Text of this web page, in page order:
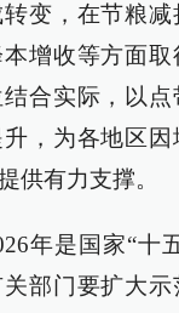
变，在节粮减
增收等方面取
合实际，以
，为各地区因
供有力支撑。
年是国家“十
部门要扩大